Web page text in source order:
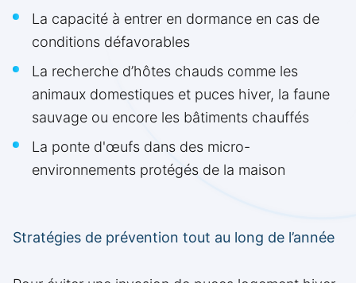
La capacité à entrer en dormance en cas de
conditions défavorables
La recherche d’hôtes chauds comme les
animaux domestiques et puces hiver, la faune
sauvage ou encore les bâtiments chauffés
La ponte d'œufs dans des micro-
environnements protégés de la maison
Stratégies de prévention tout au long de l’année